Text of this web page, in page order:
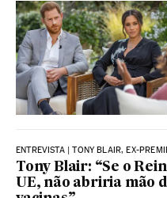
ENTREVISTA | TONY BLAIR, EX-
Tony Blair: “Se o
UE, não abriria mão